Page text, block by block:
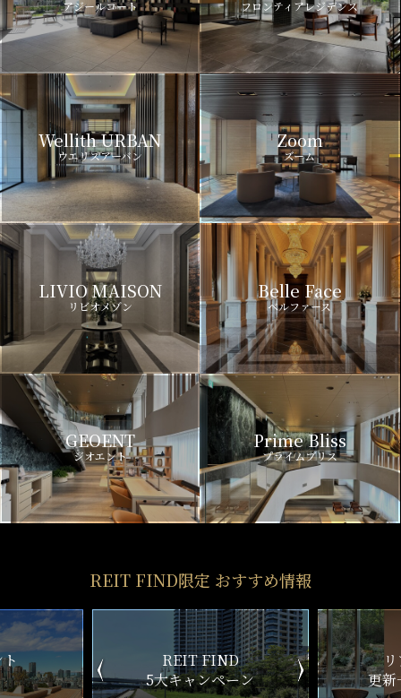
アジールコート フロンティアレジデンス
Wellith URBAN
ウエリスアーバン
Zoom
ズーム
LIVIO MAISON
リビオメゾン
Belle Face
ベルファース
GEOENT
ジオエント
Prime Bliss
プライムブリス
REIT FIND限定 おすすめ情報
ン
リアルタイム
更新一覧チェック
新